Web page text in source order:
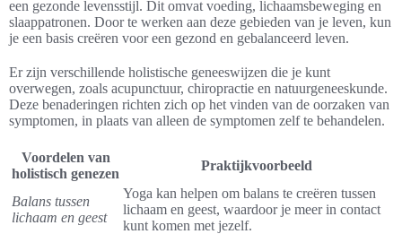
een gezonde levensstijl. Dit omvat voeding, lichaamsbeweging en
slaappatronen. Door te werken aan deze gebieden van je leven, kun
je een basis creëren voor een gezond en gebalanceerd leven.
Er zijn verschillende holistische geneeswijzen die je kunt
overwegen, zoals acupunctuur, chiropractie en natuurgeneeskunde.
Deze benaderingen richten zich op het vinden van de oorzaken van
symptomen, in plaats van alleen de symptomen zelf te behandelen.
Voordelen van
holistisch genezen
Praktijkvoorbeeld
Balans tussen
lichaam en geest
Yoga kan helpen om balans te creëren tussen
lichaam en geest, waardoor je meer in contact
kunt komen met jezelf.